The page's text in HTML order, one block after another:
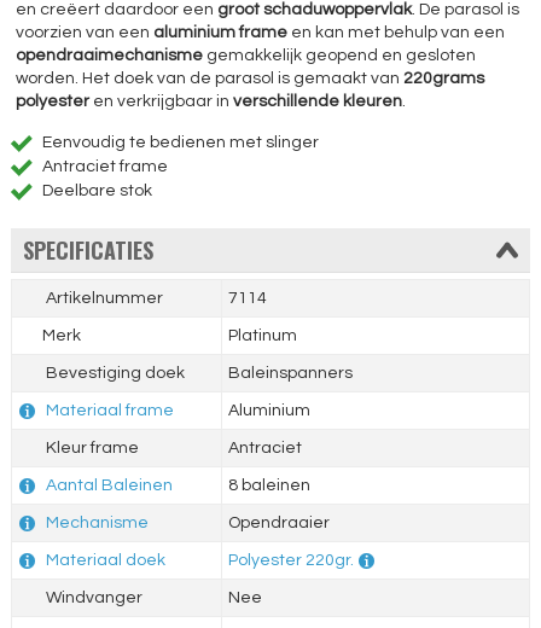
en creëert daardoor een groot schaduwoppervlak. De parasol is
voorzien van een aluminium frame en kan met behulp van een
opendraaimechanisme gemakkelijk geopend en gesloten
worden. Het doek van de parasol is gemaakt van 220grams
polyesteren verkrijgbaar inverschillende kleuren.
Eenvoudig te bedienen met slinger
Antraciet frame
Deelbare stok
SPECIFICATIES
Artikelnummer 7114
Merk Platinum
Bevestiging doek Baleinspanners
Materiaal frame Aluminium
Kleur frame Antraciet
Aantal Baleinen 8 baleinen
Mechanisme Opendraaier
Materiaal doek Polyester 220gr.
Windvanger Nee